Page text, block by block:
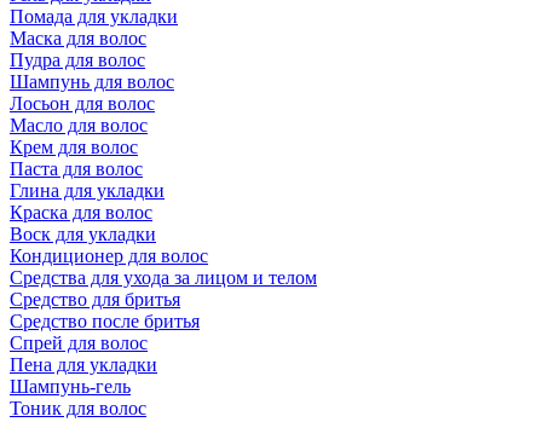
Помада для укладки
Маска для волос
Пудра для волос
Шампунь для волос
Лосьон для волос
Масло для волос
Крем для волос
Паста для волос
Глина для укладки
Краска для волос
Воск для укладки
Кондиционер для волос
Средства для ухода за лицом и телом
Средство для бритья
Средство после бритья
Спрей для волос
Пена для укладки
Шампунь-гель
Тоник для волос